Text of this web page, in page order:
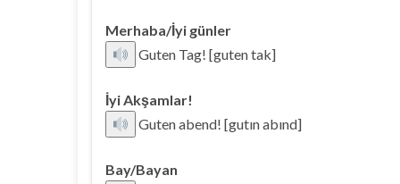
Merhaba/İyi günler
Guten Tag! [guten tak]
İyi Akşamlar!
Guten abend! [gutın abınd]
Bay/Bayan